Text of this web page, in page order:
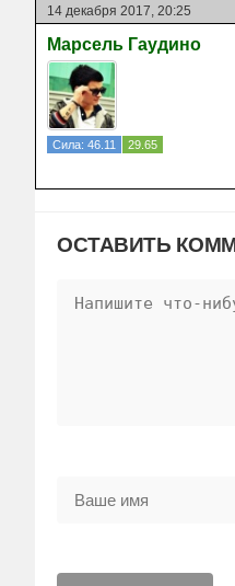
14 декабря 2017, 20:25
Марсель Гаудино
Сила: 46.11 29.65
ОСТАВИТЬ